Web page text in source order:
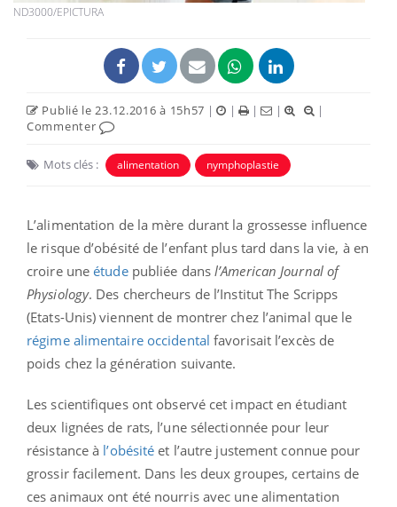
ND3000/EPICTURA
Publié le 23.12.2016 à 15h57 | | | |
|
Commenter
Mots clés : alimentation nymphoplastie
L’alimentation de la mère durant la grossesse influence
le risque d’obésité de l’enfant plus tard dans la vie, à en
croire uneétudepubliée dansl’American Journal of
Physiology. Des chercheurs de l’Institut The Scripps
(Etats-Unis) viennent de montrer chez l’animal que le
régime alimentaire occidental favorisait l’excès de
poids chez la génération suivante.
Les scientifiques ont observé cet impact en étudiant
deux lignées de rats, l’une sélectionnée pour leur
résistance à l’obésité et l’autre justement connue pour
grossir facilement. Dans les deux groupes, certains de
ces animaux ont été nourris avec une alimentation